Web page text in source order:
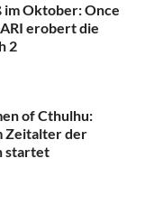
im Oktober: Once
erobert die
2
of Cthulhu:
Zeitalter der
startet